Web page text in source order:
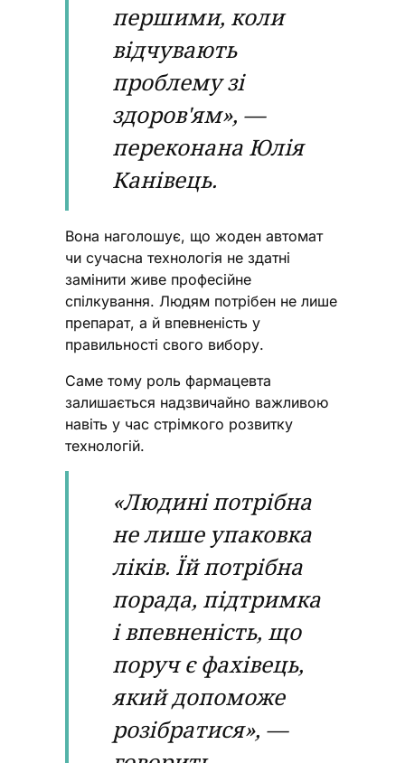
першими, коли
відчувають
проблему зі
здоров'ям», —
переконана Юлія
Канівець.
Вона наголошує, що жоден автомат
чи сучасна технологія не здатні
замінити живе професійне
спілкування. Людям потрібен не лише
препарат, а й впевненість у
правильності свого вибору.
Саме тому роль фармацевта
залишається надзвичайно важливою
навіть у час стрімкого розвитку
технологій.
«Людині потрібна
не лише упаковка
ліків. Їй потрібна
порада, підтримка
і впевненість, що
поруч є фахівець,
який допоможе
розібратися», —